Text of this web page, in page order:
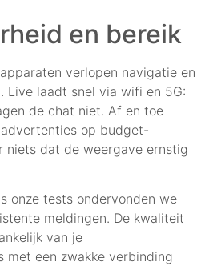
en bereik
verlopen navigatie en
Live laadt snel via wifi en 5G:
de chat niet. Af en toe
op budget-
niets dat de weergave ernstig
onze tests ondervonden we
meldingen. De kwaliteit
van je
met een zwakke verbinding